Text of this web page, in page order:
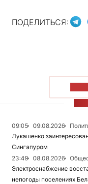
ПОДЕЛИТЬСЯ:
09:05 09.08.2026
Лукашенко
Сингапуром
23:49
08.08.2026
Электроснабжение
непогоды поселениях